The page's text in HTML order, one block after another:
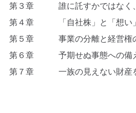
第３章 誰に託すかではなく、
第４章 「自社株」と「想い
第５章 事業の分離と経営権
第６章 予期せぬ事態への備
第７章 一族の見えない財産